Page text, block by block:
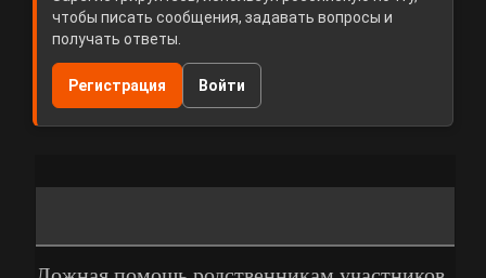
чтобы писать сообщения, задавать вопросы и
получать ответы.
Регистрация Войти